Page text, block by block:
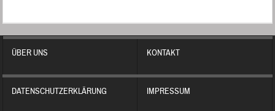
ÜBER UNS KONTAKT
DATENSCHUTZERKLÄRUNG IMPRESSUM